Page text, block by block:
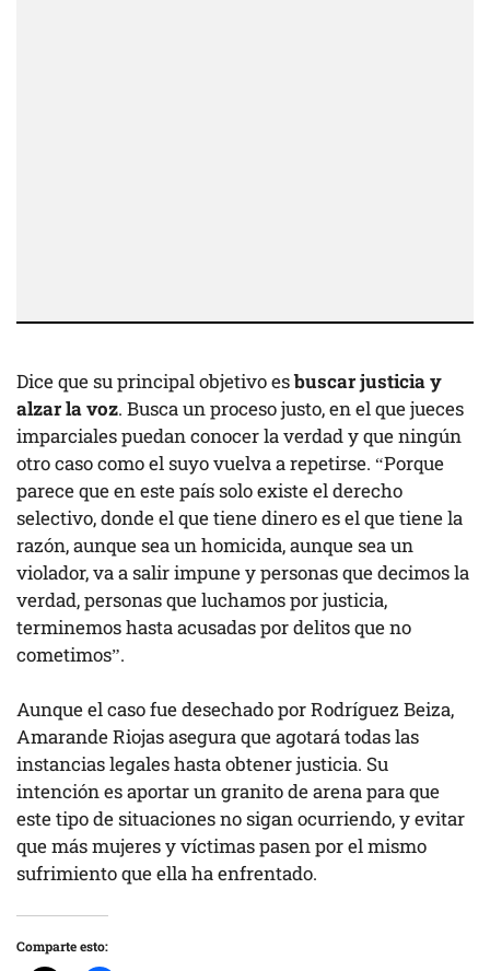
Dice que su principal objetivo esbuscar justicia y
alzar la voz. Busca un proceso justo, en el que jueces
imparciales puedan conocer la verdad y que ningún
otro caso como el suyo vuelva a repetirse. “Porque
parece que en este país solo existe el derecho
selectivo, donde el que tiene dinero es el que tiene la
razón, aunque sea un homicida, aunque sea un
violador, va a salir impune y personas que decimos la
verdad, personas que luchamos por justicia,
terminemos hasta acusadas por delitos que no
cometimos”.
Aunque el caso fue desechado por Rodríguez Beiza,
Amarande Riojas asegura que agotará todas las
instancias legales hasta obtener justicia. Su
intención es aportar un granito de arena para que
este tipo de situaciones no sigan ocurriendo, y evitar
que más mujeres y víctimas pasen por el mismo
sufrimiento que ella ha enfrentado.
Comparte esto: